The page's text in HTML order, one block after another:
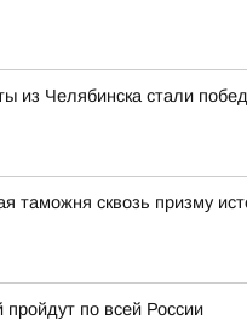
из Челябинска стали
таможня сквозь призму
по всей России